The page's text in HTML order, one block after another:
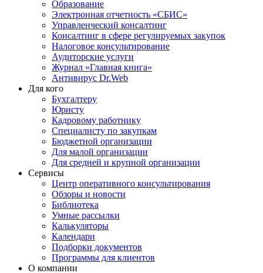
Образование
Электронная отчетность «СБИС»
Управленческий консалтинг
Консалтинг в сфере регулируемых закупок
Налоговое консультирование
Аудиторские услуги
Журнал «Главная книга»
Антивирус Dr.Web
Для кого
Бухгалтеру
Юристу
Кадровому работнику
Специалисту по закупкам
Бюджетной организации
Для малой организации
Для средней и крупной организации
Сервисы
Центр оперативного консультирования
Обзоры и новости
Библиотека
Умные рассылки
Калькуляторы
Календари
Подборки документов
Программы для клиентов
О компании